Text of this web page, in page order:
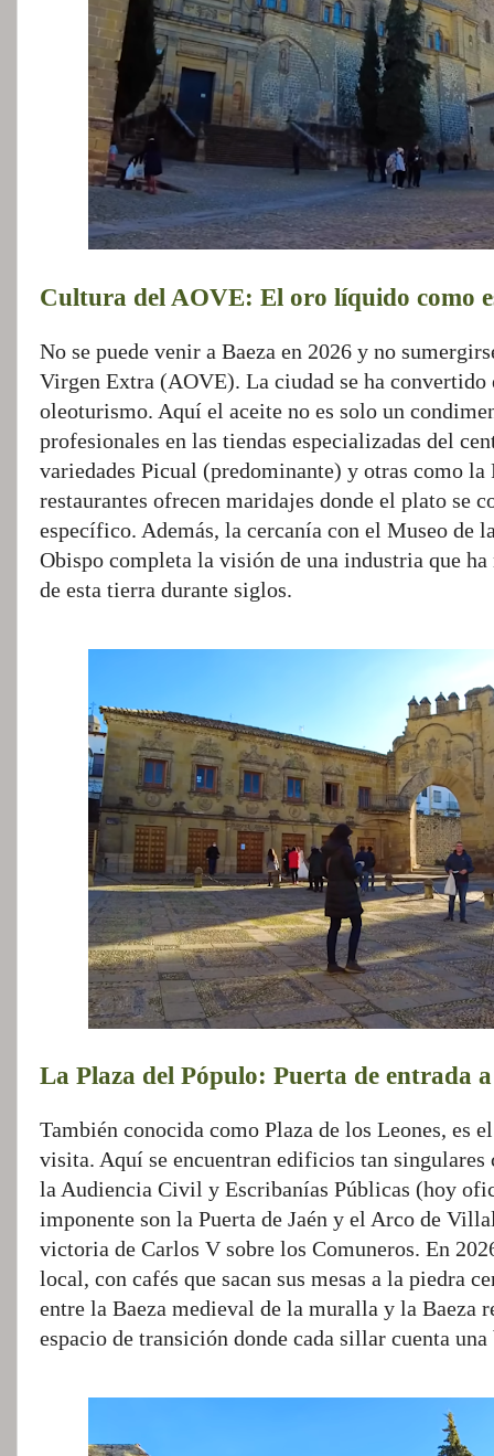
Cultura del AOVE: El oro líquido como
No se puede venir a Baeza en 2026 y no
Virgen Extra (AOVE). La ciudad se ha
oleoturismo. Aquí el aceite no es solo un
profesionales en las tiendas especializadas del
variedades Picual (predominante) y otras como
restaurantes ofrecen maridajes donde el plato se
específico. Además, la cercanía con el Museo de
Obispo completa la visión de una industria que
de esta tierra durante siglos.
La Plaza del Pópulo: Puerta de entrada
También conocida como Plaza de los Leones, es
visita. Aquí se encuentran edificios tan
la Audiencia Civil y Escribanías Públicas (hoy
imponente son la Puerta de Jaén y el Arco de
victoria de Carlos V sobre los Comuneros. En
local, con cafés que sacan sus mesas a la piedra
entre la Baeza medieval de la muralla y la Baeza
espacio de transición donde cada sillar cuenta